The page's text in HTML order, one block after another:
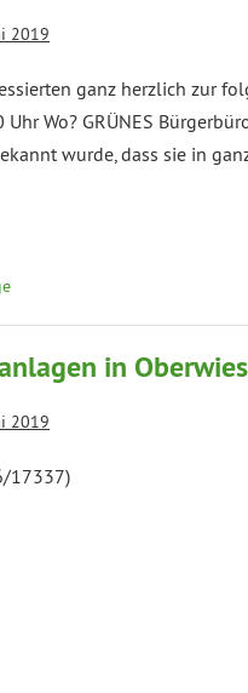
2019
ganz herzlich zur
Wo? GRÜNES
wurde, dass sie in
in
2019
17337)